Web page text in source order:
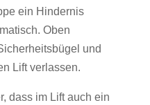
ein Hindernis
Oben
und
Lift verlassen.
dass im Lift auch ein